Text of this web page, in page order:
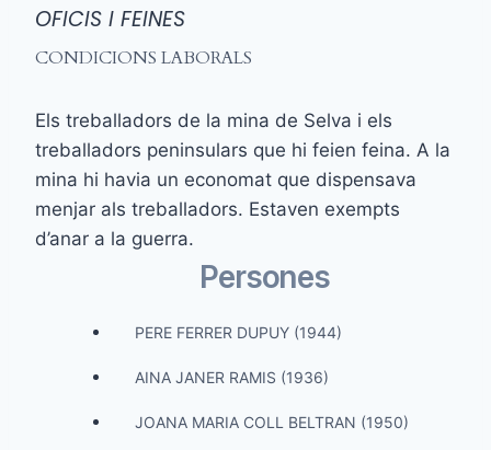
OFICIS I FEINES
CONDICIONS LABORALS
Els treballadors de la mina de Selva i els
treballadors peninsulars que hi feien feina. A la
mina hi havia un economat que dispensava
menjar als treballadors. Estaven exempts
d’anar a la guerra.
Persones
PERE FERRER DUPUY (1944)
AINA JANER RAMIS (1936)
JOANA MARIA COLL BELTRAN (1950)